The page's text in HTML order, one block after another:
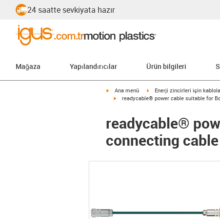
24 saatte sevkiyata hazır
Mağaza Yapılandırıcılar Ürün bilgileri
igus-icon-arrow-right
Ana menü igus-icon-arrow-right
Enerji zincirleri için
igus-icon-arrow-right
readycable® power cable suitable for
readycable®
connecting